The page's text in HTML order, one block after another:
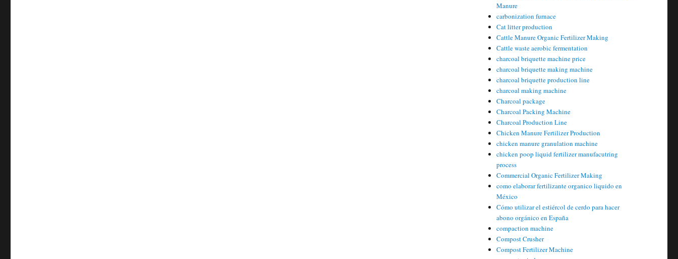
Manure
carbonization furnace
Cat litter production
Cattle Manure Organic Fertilizer Making
Cattle waste aerobic fermentation
charcoal briquette machine price
charcoal briquette making machine
charcoal briquette production line
charcoal making machine
Charcoal package
Charcoal Packing Machine
Charcoal Production Line
Chicken Manure Fertilizer Production
chicken manure granulation machine
chicken poop liquid fertilizer manufacutring
process
Commercial Organic Fertilizer Making
como elaborar fertilizante organico liquido en
México
Cómo utilizar el estiércol de cerdo para hacer
abono orgánico en España
compaction machine
Compost Crusher
Compost Fertilizer Machine